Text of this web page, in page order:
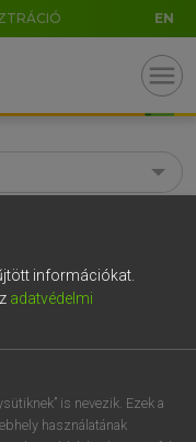
EN
menu
információkat.
adatvédelmi
is nevezik. Ezek a
használatának
ü ó
p ő ú
- AltGr